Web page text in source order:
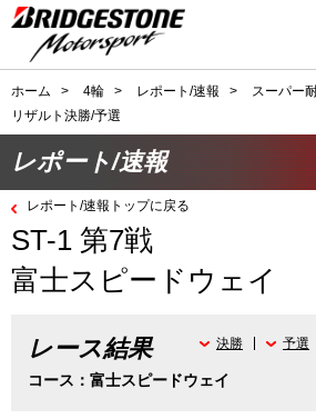
ホーム > 4輪 > レポート/速報 > スーパー
リザルト決勝/予選
レポート/速報
レポート/速報トップに戻る
ST-1 第7戦
富士スピードウェイ
レース結果
コース：富士スピードウェイ
決勝 予選